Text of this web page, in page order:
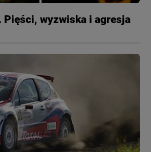
Pięści, wyzwiska i agresja